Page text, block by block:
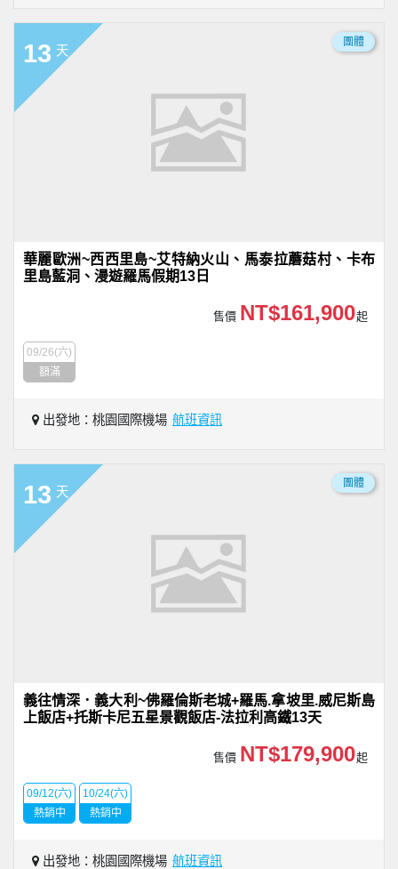
13 天
團體
華麗歐洲~西西里島~艾特納火山、馬泰拉蘑菇村、卡布
里島藍洞、漫遊羅馬假期13日
售價 NT$161,900起
09/26(六)
額滿
出發地：桃園國際機場 航班資訊
13 天
團體
義往情深．義大利~佛羅倫斯老城+羅馬.拿坡里.威尼斯島
上飯店+托斯卡尼五星景觀飯店-法拉利高鐵13天
售價 NT$179,900起
09/12(六)
熱銷中
10/24(六)
熱銷中
出發地：桃園國際機場 航班資訊